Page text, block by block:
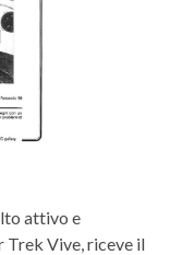
attivo e
Trek Vive, riceve il